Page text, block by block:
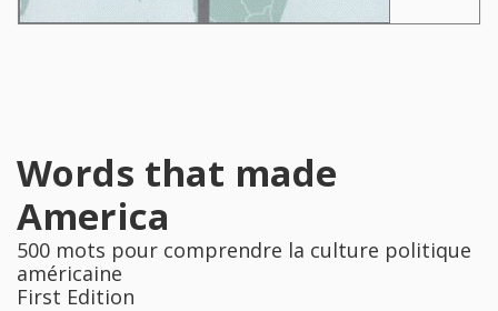
Words that made
America
500 mots pour comprendre la culture politique
américaine
First Edition